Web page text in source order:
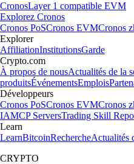
CronosLayer 1 compatible EVM
Explorez Cronos
Cronos PoSCronos EVMCronos
Explorer
AffiliationInstitutionsGarde
Crypto.com
À propos de nousActualités de la
produitsÉvénementsEmplois
Développeurs
Cronos PoSCronos EVMCronos
IAMCP ServersTrading Skill Repo
Learn
LearnBitcoinRechercheActualités
CRYPTO